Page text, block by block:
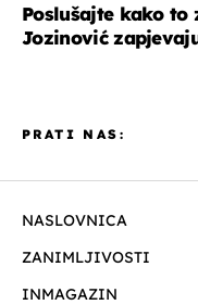
Poslušajte kako
Jozinović
NASLOVNICA
ZANIMLJIVOSTI
INMAGAZIN
PRATI NAS: